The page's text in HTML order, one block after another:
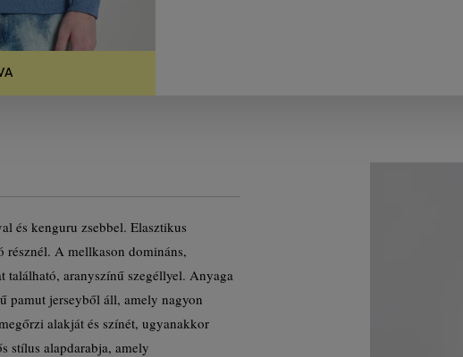
és kenguru zsebbel. Elasztikus
résznél. A mellkason domináns,
található, aranyszínű szegéllyel. Anyaga
pamut jerseyből áll, amely nagyon
alakját és színét, ugyanakkor
stílus alapdarabja, amely